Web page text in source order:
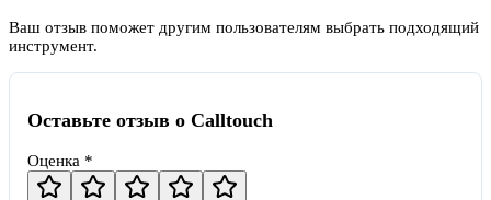
Ваш отзыв поможет другим пользователям выбрать подходящий
инструмент.
Оставьте отзыв о Calltouch
Оценка *